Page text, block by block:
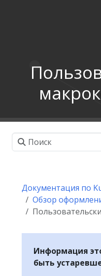
Документация по
Обзор
Информация
быть